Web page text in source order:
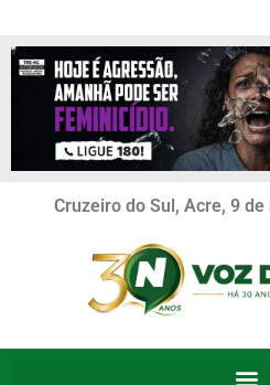
Cruzeiro do Sul, Acre, 9